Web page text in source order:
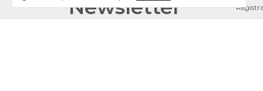
Newsletter